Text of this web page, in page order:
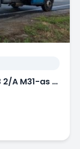
Autómentő, autómentés az M3 2/A M31-as autópályán 024. Tel: 06 20 9188 649.